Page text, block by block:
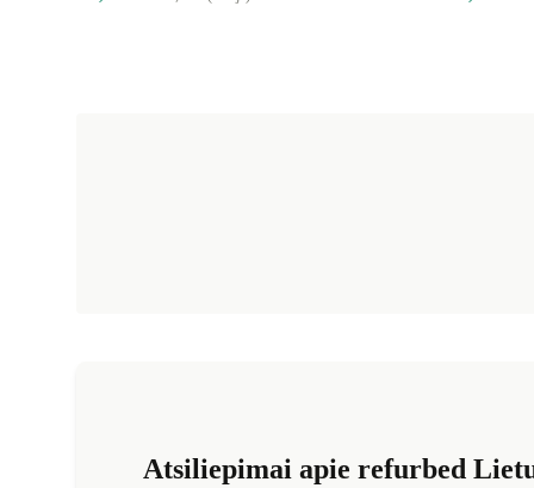
Atsiliepimai apie refurbed